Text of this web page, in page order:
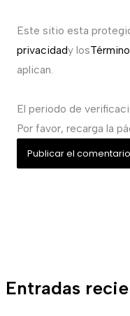
Entradas
Este sitio esta
privacidady los
aplican.
El periodo de
Por favor, recarga la